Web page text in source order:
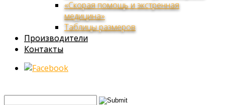
«Скорая помощь и экстренная
медицина»
Таблицы размеров
Производители
Контакты